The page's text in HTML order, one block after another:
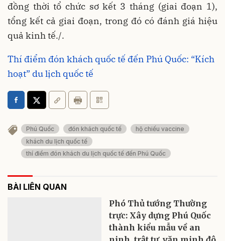
đồng thời tổ chức sơ kết 3 tháng (giai đoạn 1),
tổng kết cả giai đoạn, trong đó có đánh giá hiệu
quả kinh tế./.
Thí điểm đón khách quốc tế đến Phú Quốc: “Kích
hoạt” du lịch quốc tế
Phú Quốc đón khách quốc tế
hộ chiếu vaccine
khách du lịch quốc tế
thí điểm đón khách du lịch quốc tế đến Phú Quốc
BÀI LIÊN QUAN
Phó Thủ tướng Thường
trực: Xây dựng Phú Quốc
thành kiểu mẫu về an